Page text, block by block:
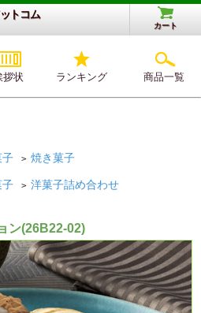
トコム
カート
拶状 ランキング 商品一覧
子 > 焼き菓子
子 > 洋菓子詰め合わせ
ン(26B22-02)